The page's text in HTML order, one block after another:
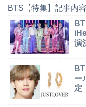
BTS【特集】記事内
演
ー
定